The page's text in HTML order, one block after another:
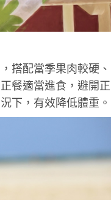
搭配當季果肉較硬、
餐適當進食，避開正
下，有效降低體重。